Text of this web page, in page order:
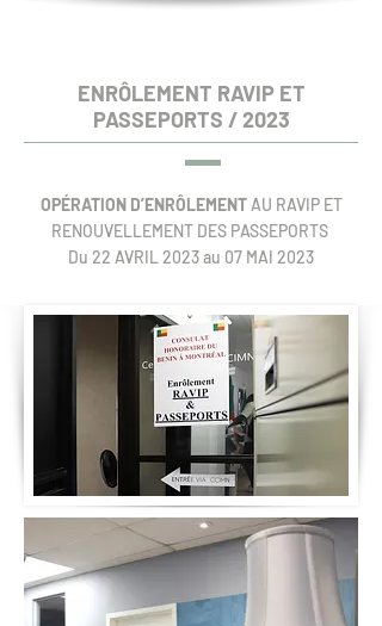
ENRÔLEMENT RAVIP ET
PASSEPORTS / 2023
OPÉRATION D’ENRÔLEMENTAU RAVIP ET
RENOUVELLEMENT DES PASSEPORTS
Du 22 AVRIL 2023 au 07 MAI 2023